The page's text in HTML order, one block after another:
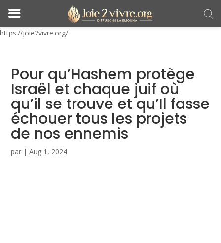
https://joie2vivre.org/
Pour qu’Hashem protège
Israël et chaque juif où
qu’il se trouve et qu’Il fasse
échouer tous les projets
de nos ennemis
par |Aug 1, 2024